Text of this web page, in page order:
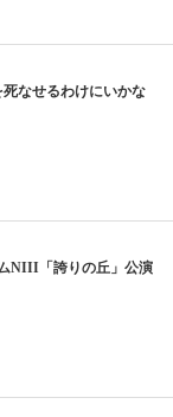
死なせるわけにいかな
NIII「誇りの丘」公演